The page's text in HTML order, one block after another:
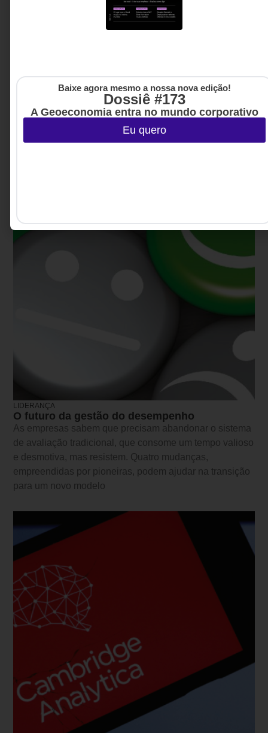
O que se ganha ao expandir o olhar
Três brasileiros contam seus principais aprendizados
após uma temporada de estudos fora do país
LIDERANÇA
O futuro da gestão do desempenho
As empresas sabem que precisam abandonar o sistema
de avaliação tradicional, que consome um tempo valioso
e desmotiva, mas resistem. Quatro mudanças,
empreendidas por pioneiras, podem ajudar na transição
para um novo modelo
Baixe agora mesmo a nossa nova edição!
Dossiê #173
A Geoeconomia entra no mundo corporativo
Eu quero